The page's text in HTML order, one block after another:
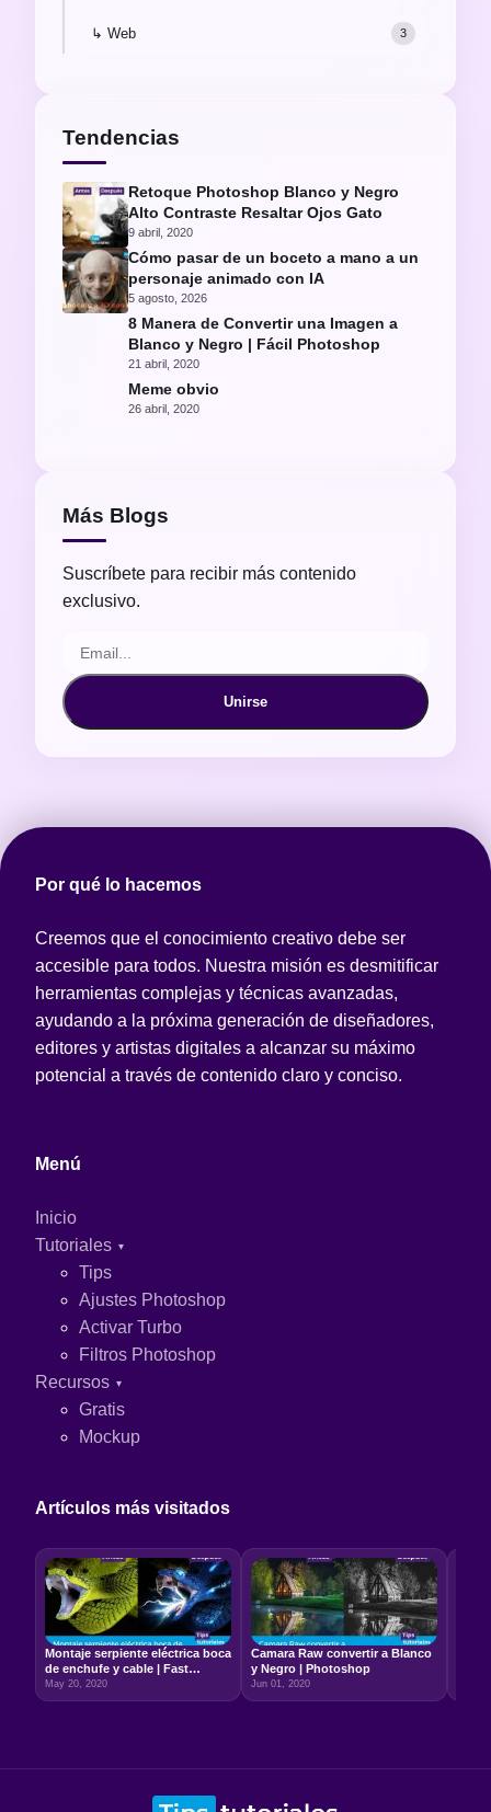
↳ Web 3
Tendencias
Retoque Photoshop Blanco y Negro
Alto Contraste Resaltar Ojos Gato
9 abril, 2020
Cómo pasar de un boceto a mano a un
personaje animado con IA
5 agosto, 2026
8 Manera de Convertir una Imagen a
Blanco y Negro | Fácil Photoshop
21 abril, 2020
Meme obvio
26 abril, 2020
Más Blogs
Suscríbete para recibir más contenido
exclusivo.
Unirse
Por qué lo hacemos
Creemos que el conocimiento creativo debe ser
accesible para todos. Nuestra misión es desmitificar
herramientas complejas y técnicas avanzadas,
ayudando a la próxima generación de diseñadores,
editores y artistas digitales a alcanzar su máximo
potencial a través de contenido claro y conciso.
Menú
Inicio
Tutoriales
Tips
Ajustes Photoshop
Activar Turbo
Filtros Photoshop
Recursos
Gratis
Mockup
Artículos más visitados
Montaje serpiente eléctrica boca
de enchufe y cable | Fast
Photoshop
May 20, 2020
Camara Raw convertir a Blanco
y Negro | Photoshop
Jun 01, 2020